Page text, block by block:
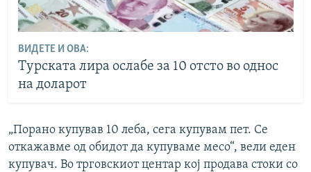
ВИДЕТЕ И ОВА:
Турската лира ослабе за 10 отсто во однос
на доларот
„Порано купував 10 леба, сега купувам пет. Се
откажавме од обидот да купуваме месо“, вели еден
купувач. Во трговскиот центар кој продава стоки со